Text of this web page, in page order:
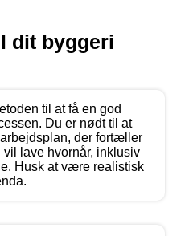
dit byggeri
til at få en god
Du er nødt til at
der fortæller
lave hvornår, inklusiv
Husk at være realistisk